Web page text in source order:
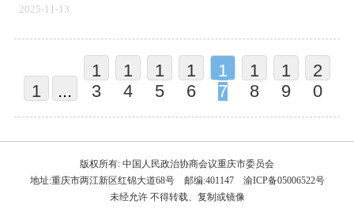
2025-11-13
1 ...
1
3
1
4
1
5
1
6
1
7
1
8
1
9
2
0
版权所有: 中国人民政治协商会议重庆市委员会
地址:重庆市两江新区红锦大道68号 邮编:401147 渝ICP备05006522号
未经允许 不得转载、复制或镜像